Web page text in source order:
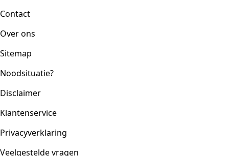
Contact
Over ons
Sitemap
Noodsituatie?
Disclaimer
Klantenservice
Privacyverklaring
Veelgestelde vragen